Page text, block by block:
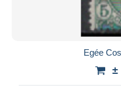
Egée
±